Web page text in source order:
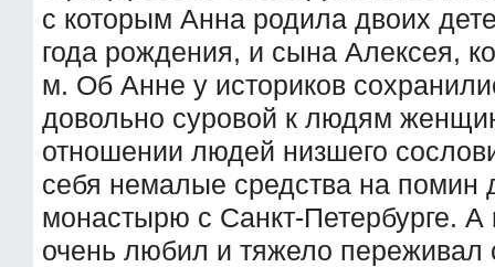
с которым Анна родила двоих
года рождения, и сына Алексея,
м. Об Анне у историков
довольно суровой к людям
отношении людей низшего
себя немалые средства на помин
монастырю с Санкт-Петербурге.
очень любил и тяжело переживал